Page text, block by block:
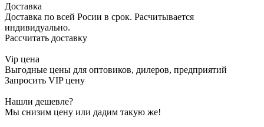
Доставка
Доставка по всей Росии в срок. Расчитывается
индивидуально.
Рассчитать доставку
Vip цена
Выгодные цены для оптовиков, дилеров, предприятий
Запросить VIP цену
Нашли дешевле?
Мы снизим цену или дадим такую же!